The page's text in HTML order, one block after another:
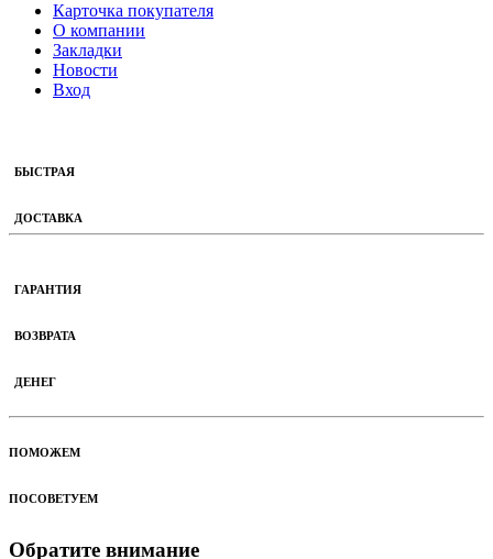
Карточка покупателя
О компании
Закладки
Новости
Вход
БЫСТРАЯ
ДОСТАВКА
ГАРАНТИЯ
ВОЗВРАТА
ДЕНЕГ
ПОМОЖЕМ
ПОСОВЕТУЕМ
Обратите внимание